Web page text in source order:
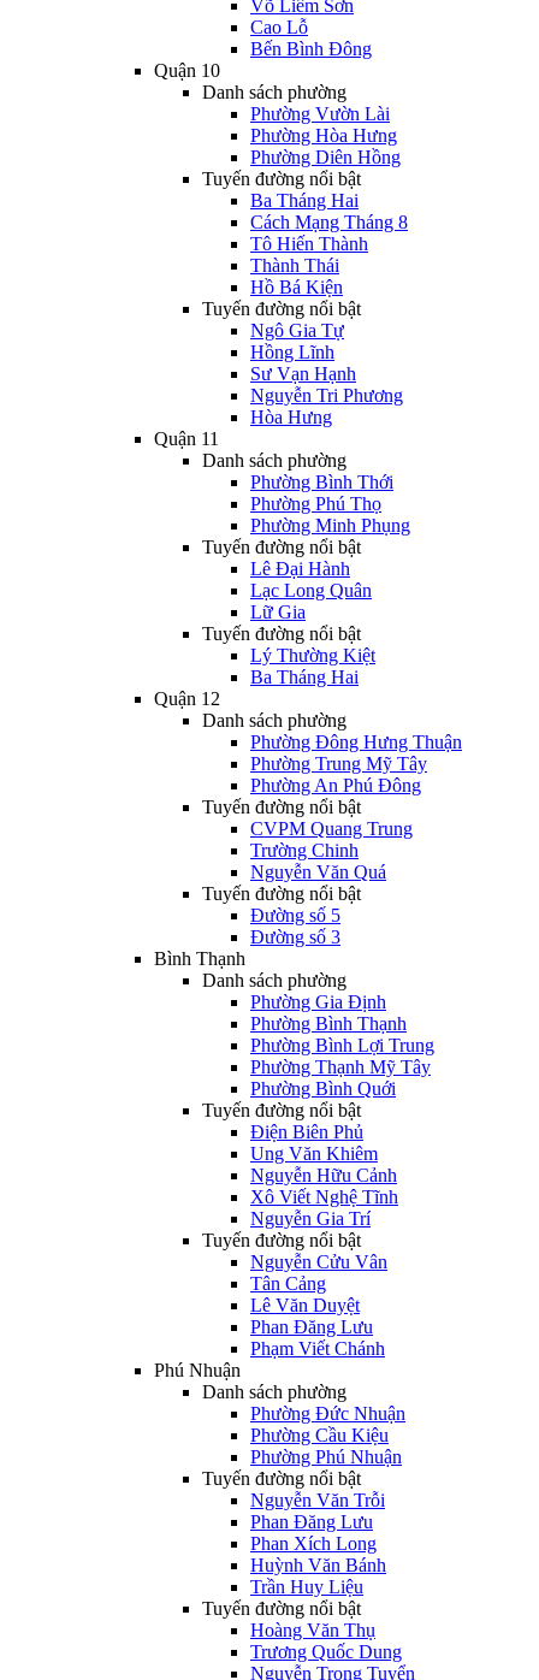
Võ Liêm Sơn
Cao Lỗ
Bến Bình Đông
Quận 10
Danh sách phường
Phường Vườn Lài
Phường Hòa Hưng
Phường Diên Hồng
Tuyến đường nổi bật
Ba Tháng Hai
Cách Mạng Tháng 8
Tô Hiến Thành
Thành Thái
Hồ Bá Kiện
Tuyến đường nổi bật
Ngô Gia Tự
Hồng Lĩnh
Sư Vạn Hạnh
Nguyễn Tri Phương
Hòa Hưng
Quận 11
Danh sách phường
Phường Bình Thới
Phường Phú Thọ
Phường Minh Phụng
Tuyến đường nổi bật
Lê Đại Hành
Lạc Long Quân
Lữ Gia
Tuyến đường nổi bật
Lý Thường Kiệt
Ba Tháng Hai
Quận 12
Danh sách phường
Phường Đông Hưng Thuận
Phường Trung Mỹ Tây
Phường An Phú Đông
Tuyến đường nổi bật
CVPM Quang Trung
Trường Chinh
Nguyễn Văn Quá
Tuyến đường nổi bật
Đường số 5
Đường số 3
Bình Thạnh
Danh sách phường
Phường Gia Định
Phường Bình Thạnh
Phường Bình Lợi Trung
Phường Thạnh Mỹ Tây
Phường Bình Quới
Tuyến đường nổi bật
Điện Biên Phủ
Ung Văn Khiêm
Nguyễn Hữu Cảnh
Xô Viết Nghệ Tĩnh
Nguyễn Gia Trí
Tuyến đường nổi bật
Nguyễn Cửu Vân
Tân Cảng
Lê Văn Duyệt
Phan Đăng Lưu
Phạm Viết Chánh
Phú Nhuận
Danh sách phường
Phường Đức Nhuận
Phường Cầu Kiệu
Phường Phú Nhuận
Tuyến đường nổi bật
Nguyễn Văn Trỗi
Phan Đăng Lưu
Phan Xích Long
Huỳnh Văn Bánh
Trần Huy Liệu
Tuyến đường nổi bật
Hoàng Văn Thụ
Trương Quốc Dung
Nguyễn Trọng Tuyển